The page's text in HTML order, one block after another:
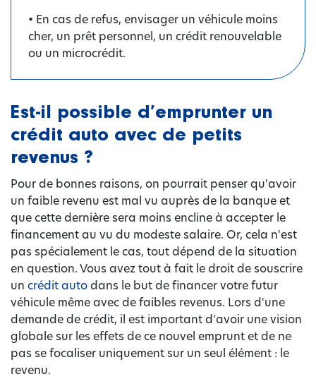
• En cas de refus, envisager un véhicule moins
cher, un prêt personnel, un crédit renouvelable
ou un microcrédit.
Est-il possible d’emprunter un
crédit auto avec de petits
revenus ?
Pour de bonnes raisons, on pourrait penser qu'avoir
un faible revenu est mal vu auprès de la banque et
que cette dernière sera moins encline à accepter le
financement au vu du modeste salaire. Or, cela n'est
pas spécialement le cas, tout dépend de la situation
en question. Vous avez tout à fait le droit de souscrire
un crédit autodans le but de financer votre futur
véhicule même avec de faibles revenus. Lors d'une
demande de crédit, il est important d'avoir une vision
globale sur les effets de ce nouvel emprunt et de ne
pas se focaliser uniquement sur un seul élément : le
revenu.